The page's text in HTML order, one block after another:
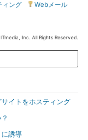
ィング Webメール
Inc. All Rights Reserved.
イトをホスティング
誘導